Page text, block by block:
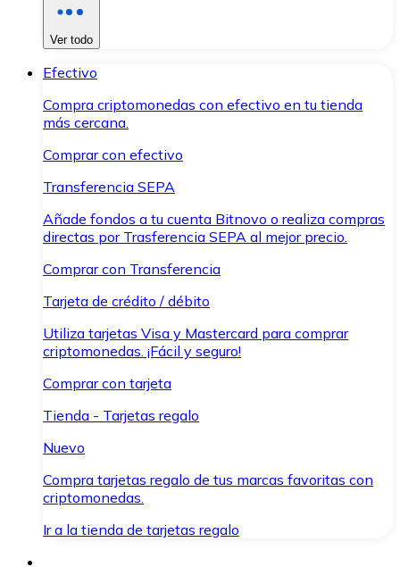
Ver todo
Efectivo
Compra criptomonedas con efectivo en tu tienda
más cercana.
Comprar con efectivo
Transferencia SEPA
Añade fondos a tu cuenta Bitnovo o realiza compras
directas por Trasferencia SEPA al mejor precio.
Comprar con Transferencia
Tarjeta de crédito / débito
Utiliza tarjetas Visa y Mastercard para comprar
criptomonedas. ¡Fácil y seguro!
Comprar con tarjeta
Tienda - Tarjetas regalo
Nuevo
Compra tarjetas regalo de tus marcas favoritas con
criptomonedas.
Ir a la tienda de tarjetas regalo